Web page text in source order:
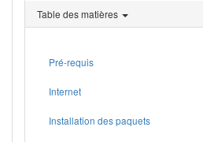
Table des matières
Pré-requis
Internet
Installation des paquets